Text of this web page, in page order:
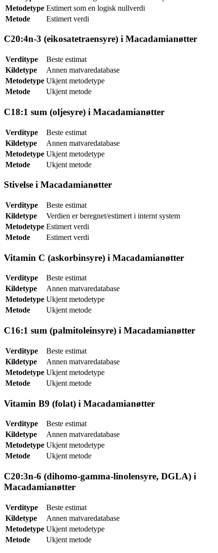
Metodetype Estimert som en logisk nullverdi
Metode
Estimert verdi
C20:4n-3 (eikosatetraensyre) i Macadamianøtter
Verditype
Beste estimat
Kildetype
Annen matvaredatabase
Metodetype Ukjent metodetype
Metode
Ukjent metode
C18:1 sum (oljesyre) i Macadamianøtter
Verditype
Beste estimat
Kildetype
Annen matvaredatabase
Metodetype Ukjent metodetype
Metode
Ukjent metode
Stivelse i Macadamianøtter
Verditype
Beste estimat
Kildetype
Verdien er beregnet/estimert i internt system
Metodetype Estimert verdi
Metode
Estimert verdi
Vitamin C (askorbinsyre) i Macadamianøtter
Verditype
Beste estimat
Kildetype
Annen matvaredatabase
Metodetype Ukjent metodetype
Metode
Ukjent metode
C16:1 sum (palmitoleinsyre) i Macadamianøtter
Verditype
Beste estimat
Kildetype
Annen matvaredatabase
Metodetype Ukjent metodetype
Metode
Ukjent metode
Vitamin B9 (folat) i Macadamianøtter
Verditype
Beste estimat
Kildetype
Annen matvaredatabase
Metodetype Ukjent metodetype
Metode
Ukjent metode
C20:3n-6 (dihomo-gamma-linolensyre, DGLA) i
Macadamianøtter
Verditype
Beste estimat
Kildetype
Annen matvaredatabase
Metodetype Ukjent metodetype
Metode
Ukjent metode